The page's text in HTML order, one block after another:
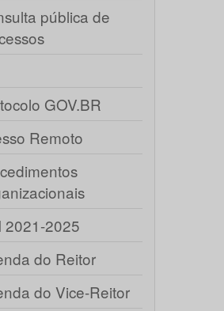
pública de
GOV.BR
Remoto
2021-2025
do Reitor
do Vice-Reitor